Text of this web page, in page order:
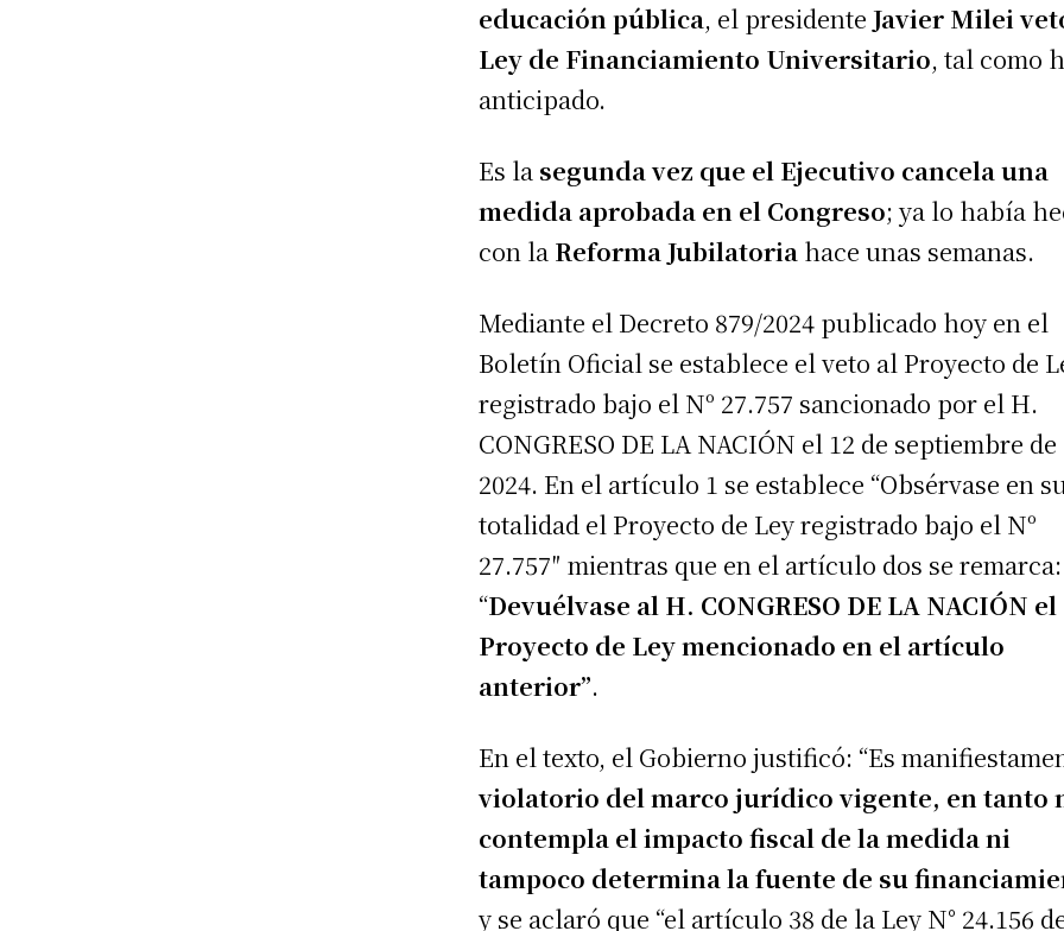
educación pública, el presidenteJavier Milei
Ley de Financiamiento Universitario, tal como
anticipado.
Es la segunda vez que el Ejecutivo cancela una
medida aprobada en el Congreso; ya lo había
con la Reforma Jubilatoria hace unas semanas.
Mediante el Decreto 879/2024 publicado hoy en el
Boletín Oficial se establece el veto al Proyecto de
registrado bajo el Nº 27.757 sancionado por el H.
CONGRESO DE LA NACIÓN el 12 de septiembre de
2024. En el artículo 1 se establece “Obsérvase en
totalidad el Proyecto de Ley registrado bajo el Nº
27.757″ mientras que en el artículo dos se remarca:
“Devuélvase al H. CONGRESO DE LA NACIÓN el
Proyecto de Ley mencionado en el artículo
anterior”.
En el texto, el Gobierno justificó: “Es
violatorio del marco jurídico vigente, en tanto
contempla el impacto fiscal de la medida ni
tampoco determina la fuente de su
y se aclaró que “el artículo 38 de la Ley N° 24.156